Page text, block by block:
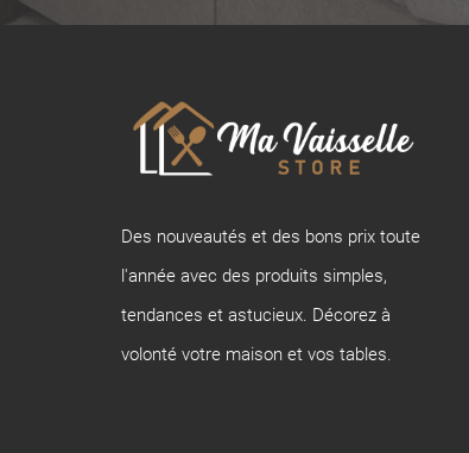
Des nouveautés et des bons prix toute
l'année avec des produits simples,
tendances et astucieux. Décorez à
volonté votre maison et vos tables.